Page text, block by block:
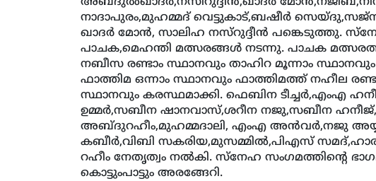
നാദാപുരം,മുഹമ്മദ് വെട്ടുകാട്,ബഷീര്‍
ഖാദര്‍ മോന്‍, സാലിഹ നസ്‌റുദ്ദീന്‍ പങ്കെടുത്തു.
പാചക,മെഹന്തി മത്സരങ്ങള്‍ നടന്നു. പാചക
നബീസ രണ്ടാം സ്ഥാനവും താഹിറ മൂന്നാം
ഫാത്തിമ ഒന്നാം സ്ഥാനവും ഫാത്തിമത്ത് നഹീല
സ്ഥാനവും കരസ്ഥമാക്കി. ഫെബിന ടീച്ചര്‍,എംഎ
ഉമ്മര്‍,സബീന ഷാനവാസ്,ശറീന നജു,സബീന
അബ്ദുറഹീം,മുഹമ്മദാലി, എംഎ അന്‍വര്‍,നജു
കബീര്‍,വിബി സകരിയ,മുസമ്മില്‍,പിഎസ്
റഹീം നേതൃത്വം നല്‍കി. സ്‌നേഹ സംഗമത്തിന്റെ
കൊട്ടുംപാട്ടും അരങ്ങേറി.